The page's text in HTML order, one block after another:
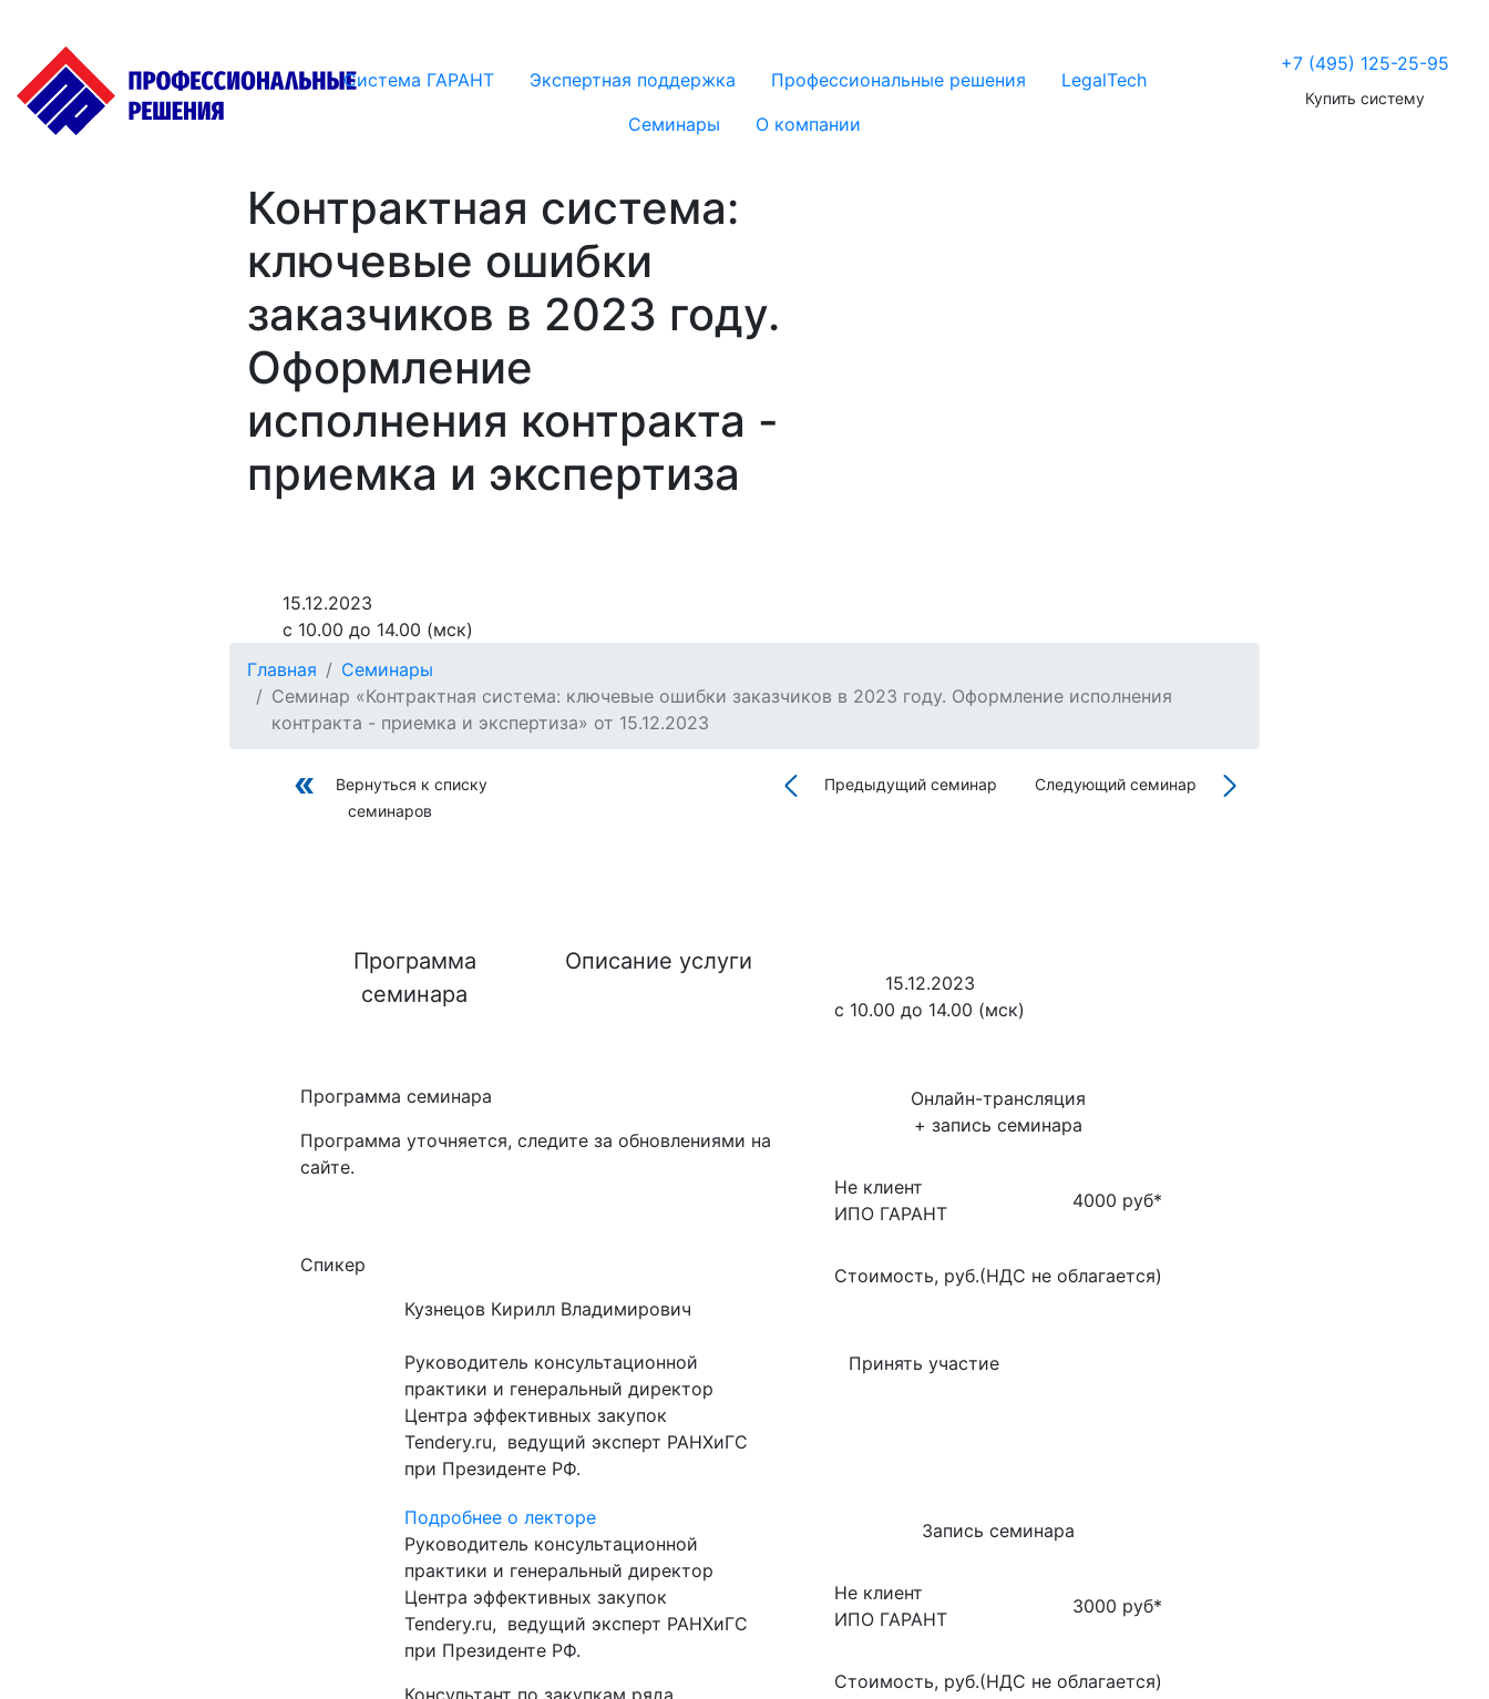
Система ГАРАНТ Экспертная поддержка Профессиональные решения
LegalTech
Семинары
О компании
+7 (495) 125-25-95
Купить систему
Контрактная система:
ключевые ошибки
заказчиков в 2023 году.
Оформление
исполнения контракта -
приемка и экспертиза
15.12.2023
с 10.00 до 14.00 (мск)
Главная
Семинары
Семинар «Контрактная система: ключевые ошибки заказчиков в 2023 году. Оформление исполнения
контракта - приемка и экспертиза» от 15.12.2023
Вернуться к списку
семинаров
Предыдущий семинар Следующий семинар
Программа
семинара
Описание услуги
Программа семинара
Программа уточняется, следите за обновлениями на
сайте.
Спикер
Кузнецов Кирилл Владимирович
Руководитель консультационной
практики и генеральный директор
Центра эффективных закупок
Tendery.ru, ведущий эксперт РАНХиГС
при Президенте РФ.
Подробнее о лекторе
Руководитель консультационной
практики и генеральный директор
Центра эффективных закупок
Tendery.ru, ведущий эксперт РАНХиГС
при Президенте РФ.
15.12.2023
с 10.00 до 14.00 (мск)
Онлайн-трансляция
+ запись семинара
Не клиент
ИПО ГАРАНТ
4000 руб*
Стоимость, руб.(НДС не облагается)
Принять участие
Запись семинара
Не клиент
ИПО ГАРАНТ
3000 руб*
Стоимость, руб.(НДС не облагается)